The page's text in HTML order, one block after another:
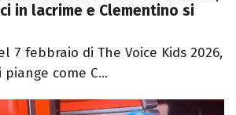
in lacrime e Clementino si
7 febbraio di The Voice Kids 2026,
come C...